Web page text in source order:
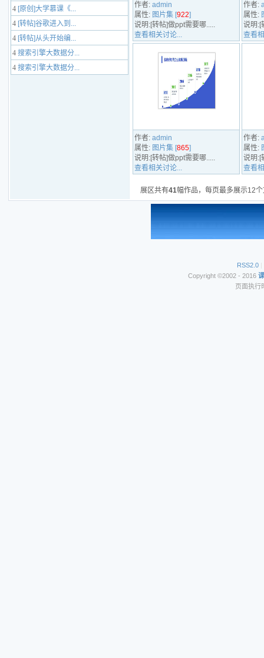
4 [原创]大学慕课《...
4 [转帖]谷歌进入到...
4 [转帖]从头开始编...
4 搜索引擎大数据分...
4 搜索引擎大数据分...
作者: admin
属性: 图片集 [922]
说明:[转帖]做ppt需要哪.....
查看相关讨论...
作者:
属性:
说明:[
查看
作者: admin
属性: 图片集 [865]
说明:[转帖]做ppt需要哪.....
查看相关讨论...
作者:
属性:
说明:[
查看
展区共有41幅作品，每页最多展示12
RSS2.0 |
Copyright ©2002 - 2016
页面执行